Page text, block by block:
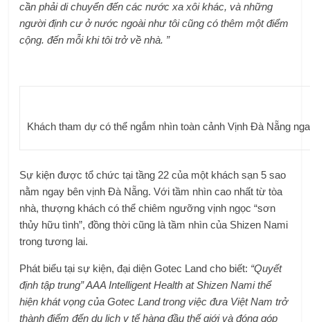
cần phải di chuyển đến các nước xa xôi khác, và những
người định cư ở nước ngoài như tôi cũng có thêm một điểm
cộng. đến mỗi khi tôi trở về nhà. ”
Khách tham dự có thể ngắm nhìn toàn cảnh Vịnh Đà Nẵng
Sự kiện được tổ chức tại tầng 22 của một khách sạn 5 sao
nằm ngay bên vịnh Đà Nẵng. Với tầm nhìn cao nhất từ ​​tòa
nhà, thượng khách có thể chiêm ngưỡng vịnh ngọc “sơn
thủy hữu tình”, đồng thời cũng là tầm nhìn của Shizen Nami
trong tương lai.
Phát biểu tại sự kiện, đại diện Gotec Land cho biết: “Quyết
định tập trung”AAA Intelligent Health at Shizen Nami thể
hiện khát vọng của Gotec Land trong việc đưa Việt Nam trở
thành điểm đến du lịch y tế hàng đầu thế giới và đóng góp